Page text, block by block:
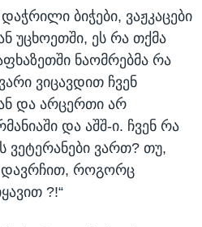
ბიჭები, ვაჟკაცები
უცხოეთში, ეს რა თქმა
ნაომრებმა რა
ვიცავდით ჩვენ
და არცერთი არ
და აშშ-ი. ჩვენ რა
ვეტერანები ვართ? თუ,
დავრჩით, როგორც
?!“